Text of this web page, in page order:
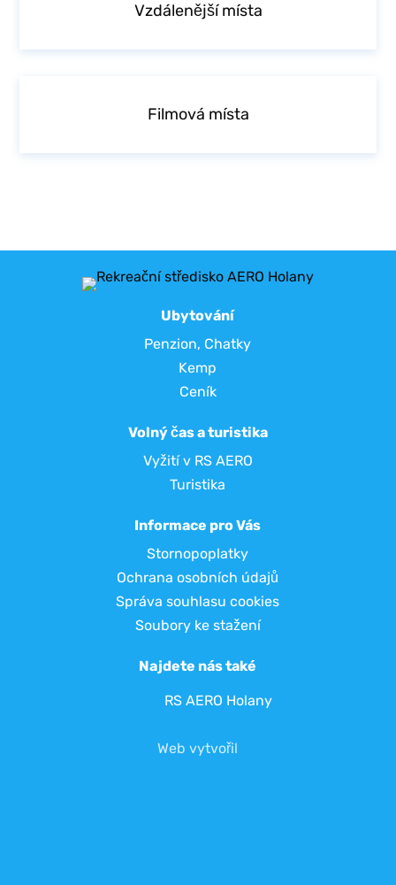
Vzdálenější místa
Filmová místa
Ubytování
Penzion, Chatky
Kemp
Ceník
Volný čas a turistika
Vyžití v RS AERO
Turistika
Informace pro Vás
Stornopoplatky
Ochrana osobních údajů
Správa souhlasu cookies
Soubory ke stažení
Najdete nás také
RS AERO Holany
Web vytvořil